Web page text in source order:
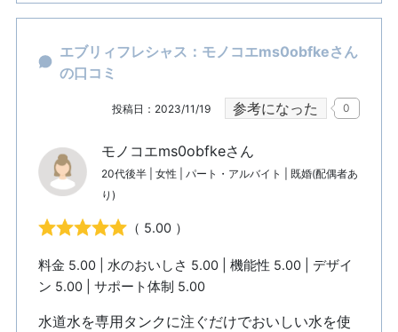
エブリィフレシャス：モノコエms0obfkeさん
の口コミ
投稿日：2023/11/19 参考になった 0
モノコエms0obfkeさん
20代後半 | 女性 | パート・アルバイト | 既婚(配偶者あ
り)
（ 5.00 ）
料金 5.00 | 水のおいしさ 5.00 | 機能性 5.00 | デザイ
ン 5.00 | サポート体制 5.00
水道水を専用タンクに注ぐだけでおいしい水を使